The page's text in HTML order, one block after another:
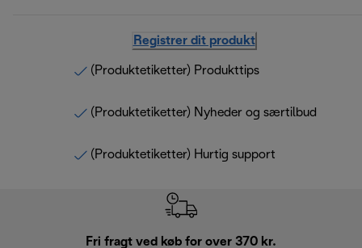
Registrer dit produkt
(Produktetiketter) Produkttips
(Produktetiketter) Nyheder og særtilbud
(Produktetiketter) Hurtig support
Fri fragt ved køb for over 370 kr.